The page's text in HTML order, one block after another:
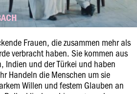
Frauen, die zusammen mehr als
verbracht haben. Sie kommen aus
Indien und der Türkei und haben
Handeln die Menschen um sie
Willen und festem Glauben an